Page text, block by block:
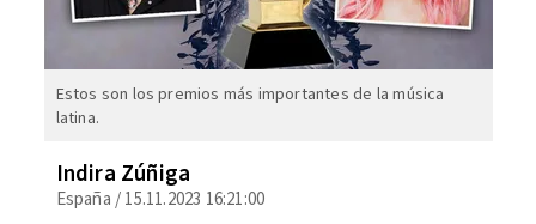
Estos son los premios más importantes de la música
latina.
Indira Zúñiga
España /15.11.2023 16:21:00